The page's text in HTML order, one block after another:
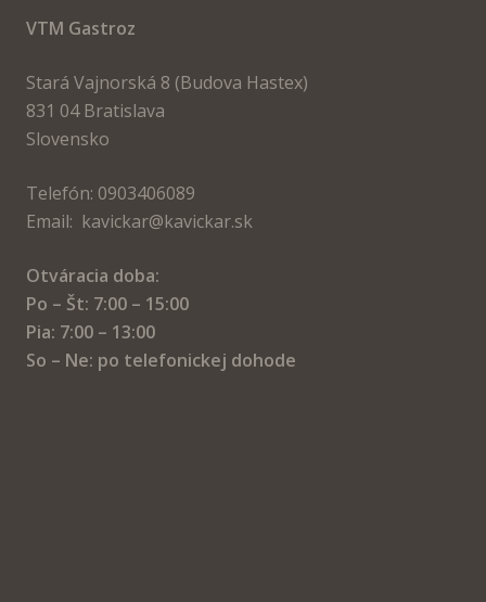
VTM Gastroz
Stará Vajnorská 8 (Budova Hastex)
831 04 Bratislava
Slovensko
Telefón: 0903406089
Email: kavickar@kavickar.sk
Otváracia doba:
Po – Št: 7:00 – 15:00
Pia: 7:00 – 13:00
So – Ne: po telefonickej dohode